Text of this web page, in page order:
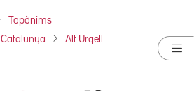
Topònims
Catalunya Alt Urgell